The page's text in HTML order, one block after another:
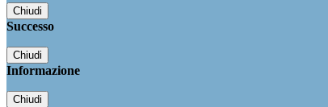
Chiudi
Successo
Chiudi
Informazione
Chiudi